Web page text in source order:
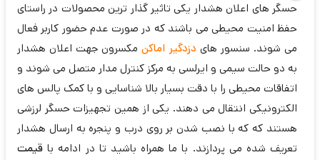
حسگر های اعلان هشدار یکی تاثیر گذار ترین محصولات در راستای
حفظ امنیت محیطی می باشند که در صورت عدم حضور کاربر فعال
می شوند. سنسور های دزدگیر اماکنمکسرون جهت اعلان هشدار
به دو حالت سیمی و ایرلسی به مرکز کنترل مدار متصل می شوند و
اتفاقات محیطی را با دقت بسیار بالا شناسایی و با کمک پالس های
الکترونیکی انتقال می دهند. یکی از همین تجهیزات حسگر لرزشی
هستند که که با نصب شدن بر روی درب و پنجره به ارسال هشدار
تعریف شده می پردازند. با ما همراه باشید تا در ادامه با قیمت